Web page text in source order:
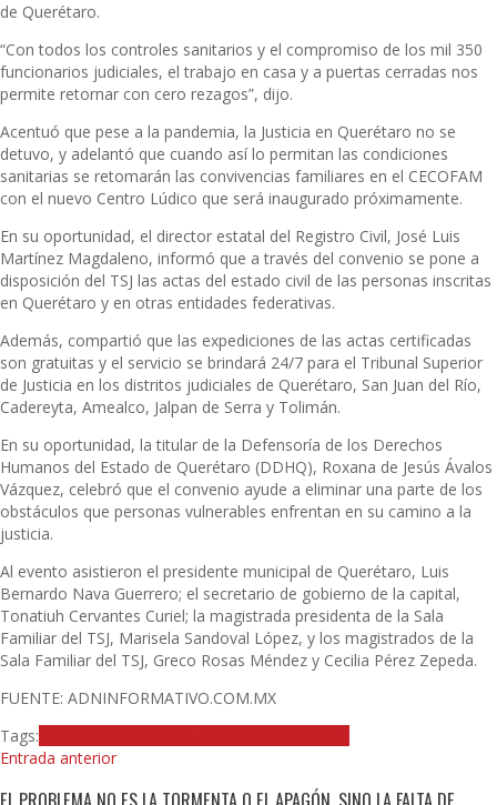
de Querétaro.
“Con todos los controles sanitarios y el compromiso de los mil 350
funcionarios judiciales, el trabajo en casa y a puertas cerradas nos
permite retornar con cero rezagos”, dijo.
Acentuó que pese a la pandemia, la Justicia en Querétaro no se
detuvo, y adelantó que cuando así lo permitan las condiciones
sanitarias se retomarán las convivencias familiares en el CECOFAM
con el nuevo Centro Lúdico que será inaugurado próximamente.
En su oportunidad, el director estatal del Registro Civil, José Luis
Martínez Magdaleno, informó que a través del convenio se pone a
disposición del TSJ las actas del estado civil de las personas inscritas
en Querétaro y en otras entidades federativas.
Además, compartió que las expediciones de las actas certificadas
son gratuitas y el servicio se brindará 24/7 para el Tribunal Superior
de Justicia en los distritos judiciales de Querétaro, San Juan del Río,
Cadereyta, Amealco, Jalpan de Serra y Tolimán.
En su oportunidad, la titular de la Defensoría de los Derechos
Humanos del Estado de Querétaro (DDHQ), Roxana de Jesús Ávalos
Vázquez, celebró que el convenio ayude a eliminar una parte de los
obstáculos que personas vulnerables enfrentan en su camino a la
justicia.
Al evento asistieron el presidente municipal de Querétaro, Luis
Bernardo Nava Guerrero; el secretario de gobierno de la capital,
Tonatiuh Cervantes Curiel; la magistrada presidenta de la Sala
Familiar del TSJ, Marisela Sandoval López, y los magistrados de la
Sala Familiar del TSJ, Greco Rosas Méndez y Cecilia Pérez Zepeda.
FUENTE: ADNINFORMATIVO.COM.MX
Tags:
Entrada anterior